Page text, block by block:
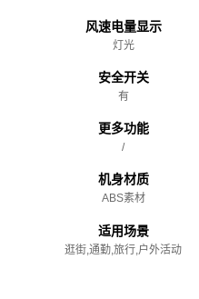
风速电量显示
灯光
安全开关
有
更多功能
/
机身材质
ABS素材
适用场景
逛街,通勤,旅行,户外活动